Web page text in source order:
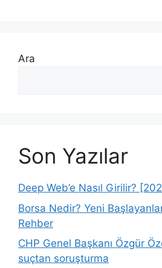
Ara
Son Yazılar
Deep Web’e Nasıl Girilir?
Borsa Nedir? Yeni
Rehber
CHP Genel Başkanı Özgür
suçtan soruşturma